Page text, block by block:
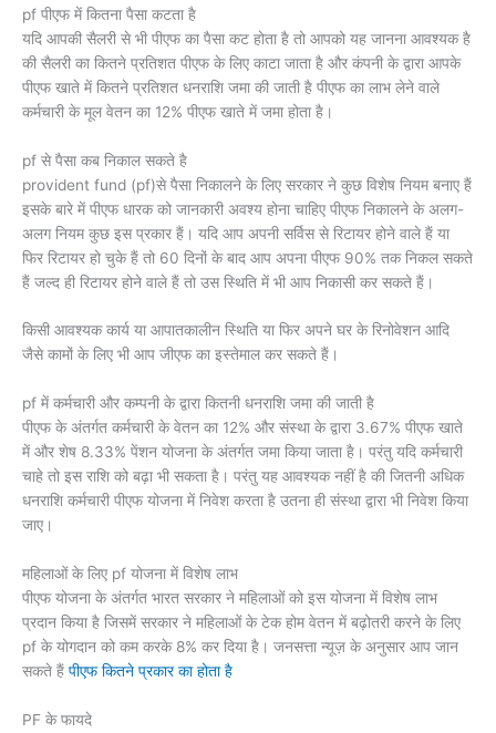
pf पीएफ में कितना पैसा कटता है
यदि आपकी सैलरी से भी पीएफ का पैसा कट होता है तो आपको यह जानना आवश्यक है
की सैलरी का कितने प्रतिशत पीएफ के लिए काटा जाता है और कंपनी के द्वारा आपके
पीएफ खाते में कितने प्रतिशत धनराशि जमा की जाती है पीएफ का लाभ लेने वाले
कर्मचारी के मूल वेतन का 12% पीएफ खाते में जमा होता है।
pf से पैसा कब निकाल सकते है
provident fund (pf)से पैसा निकालने के लिए सरकार ने कुछ विशेष नियम बनाए हैं
इसके बारे में पीएफ धारक को जानकारी अवश्य होना चाहिए पीएफ निकालने के अलग-
अलग नियम कुछ इस प्रकार हैं। यदि आप अपनी सर्विस से रिटायर होने वाले हैं या
फिर रिटायर हो चुके हैं तो 60 दिनों के बाद आप अपना पीएफ 90% तक निकल सकते
हैं जल्द ही रिटायर होने वाले हैं तो उस स्थिति में भी आप निकासी कर सकते हैं।
किसी आवश्यक कार्य या आपातकालीन स्थिति या फिर अपने घर के रिनोवेशन आदि
जैसे कामों के लिए भी आप जीएफ का इस्तेमाल कर सकते हैं।
pf में कर्मचारी और कम्पनी के द्वारा कितनी धनराशि जमा की जाती है
पीएफ के अंतर्गत कर्मचारी के वेतन का 12% और संस्था के द्वारा 3.67% पीएफ खाते
में और शेष 8.33% पेंशन योजना के अंतर्गत जमा किया जाता है। परंतु यदि कर्मचारी
चाहे तो इस राशि को बढ़ा भी सकता है। परंतु यह आवश्यक नहीं है की जितनी अधिक
धनराशि कर्मचारी पीएफ योजना में निवेश करता है उतना ही संस्था द्वारा भी निवेश किया
जाए।
महिलाओं के लिए pf योजना में विशेष लाभ
पीएफ योजना के अंतर्गत भारत सरकार ने महिलाओं को इस योजना में विशेष लाभ
प्रदान किया है जिसमें सरकार ने महिलाओं के टेक होम वेतन में बढ़ोतरी करने के लिए
pf के योगदान को कम करके 8% कर दिया है। जनसत्ता न्यूज़ के अनुसार आप जान
सकते हैं पीएफ कितने प्रकार का होता है
PF के फायदे